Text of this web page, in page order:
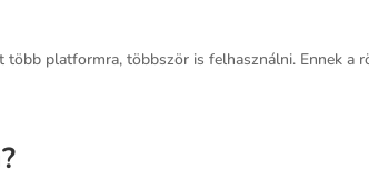
platformra, többször is felhasználni. Ennek a